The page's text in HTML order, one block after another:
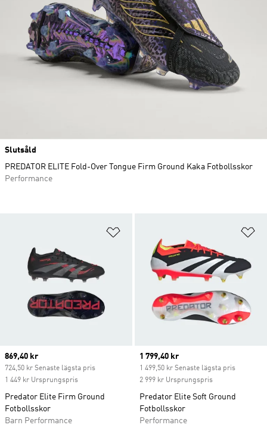
Current price
869,40 kr
724,50 kr Senaste lägsta pris
1 449 kr Ursprungspris
Predator Elite Firm Ground
Fotbollsskor
Barn Performance
Current price
1 799,40 kr
1 499,50 kr Senaste lägsta pris
2 999 kr Ursprungspris
Predator Elite Soft Ground
Fotbollsskor
Performance
Slutsåld
PREDATOR ELITE Fold-Over Tongue Firm Ground Kaka Fotbollsskor
Performance